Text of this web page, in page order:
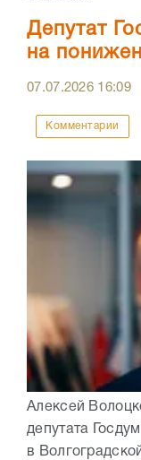
Депутат
на
07.07.2026 16:09
Комментарии
Алексей
депутата
в